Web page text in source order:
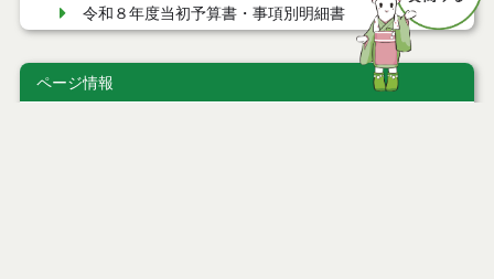
令和８年度当初予算書・事項別明細書
令和７年度補正予算書・事項別明細書（第１７号補
正）
ページ情報